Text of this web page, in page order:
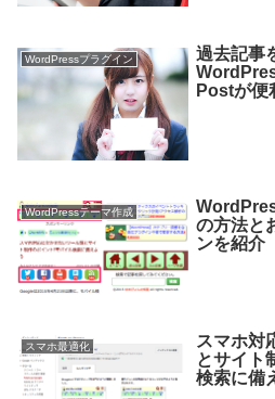
WordPressプラグイン
過去記事
Postが便
WordPressテーマ作成
の方法と
ンを紹介
スマホ最適化
スマホ対
とサイト
検索に備